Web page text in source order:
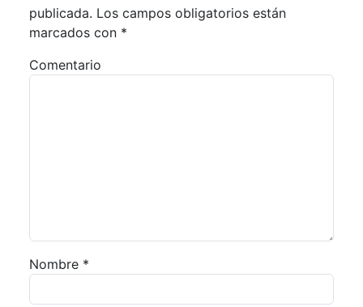
publicada. Los campos obligatorios están
marcados con *
Comentario
Nombre *